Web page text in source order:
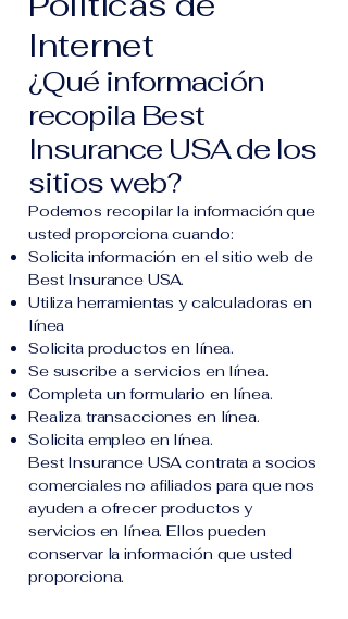
Internet
¿Qué información
recopila Best
Insurance USA de los
sitios web?
Podemos recopilar la información que
usted proporciona cuando:
Solicita información en el sitio web de
Best Insurance USA.
Utiliza herramientas y calculadoras en
línea
Solicita productos en línea.
Se suscribe a servicios en línea.
Completa un formulario en línea.
Realiza transacciones en línea.
Solicita empleo en línea.
Best Insurance USA contrata a socios
comerciales no afiliados para que nos
ayuden a ofrecer productos y
servicios en línea. Ellos pueden
conservar la información que usted
proporciona.